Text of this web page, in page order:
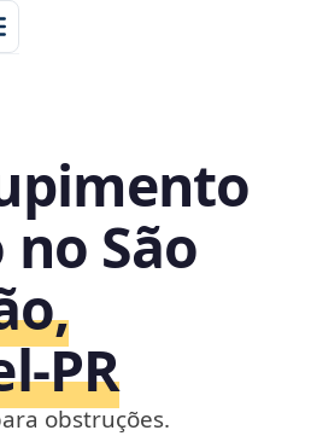
no São
obstruções.